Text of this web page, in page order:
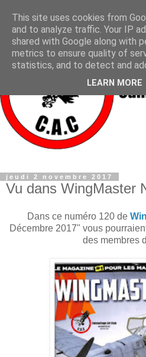
jeudi 2 novembre 2017
Vu dans WingMaster
Dans ce numéro 120 de
Décembre 2017" vous
des membres
This site uses cookies from
and to analyze traffic. Your IP
shared with Google along with
metrics to ensure quality of
statistics, and to detect and
LEARN MORE